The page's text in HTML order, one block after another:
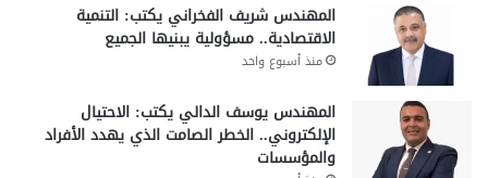
المهندس شريف الفخراني يكتب: التنمية
الاقتصادية.. مسؤولية يبنيها الجميع
منذ أسبوع واحد
المهندس يوسف الدالي يكتب: الاحتيال
الإلكتروني.. الخطر الصامت الذي يهدد الأفراد
والمؤسسات